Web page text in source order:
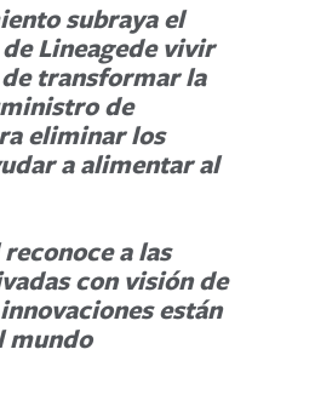
subraya el
Lineagede vivir
transformar la
de
eliminar los
a alimentar al
a las
con visión de
están
mundo